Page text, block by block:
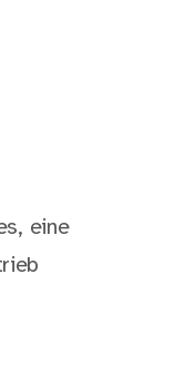
eine